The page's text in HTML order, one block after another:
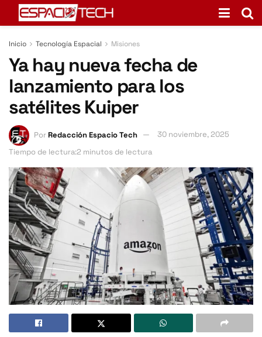
Inicio Tecnología Espacial Misiones
Ya hay nueva fecha de
lanzamiento para los
satélites Kuiper
PorRedacción Espacio Tech
30 noviembre, 2025
Tiempo de lectura:2 minutos de lectura